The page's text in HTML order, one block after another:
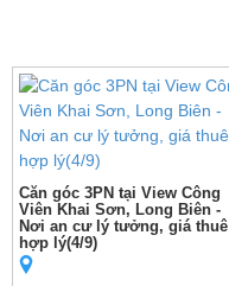
Căn góc 3PN tại View Công
Viên Khai Sơn, Long Biên -
Nơi an cư lý tưởng, giá thuê
hợp lý(4/9)